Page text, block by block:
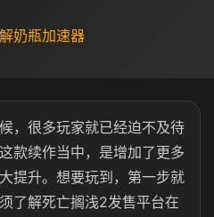
奶瓶加速器
，很多玩家就已经迫不及待
款续作当中，是增加了更多
提升。想要玩到，第一步就
了解死亡搁浅2发售平台在